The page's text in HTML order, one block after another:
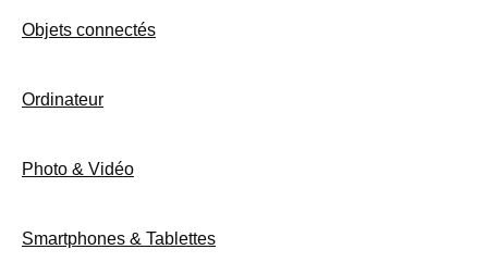
Objets connectés
Ordinateur
Photo & Vidéo
Smartphones & Tablettes